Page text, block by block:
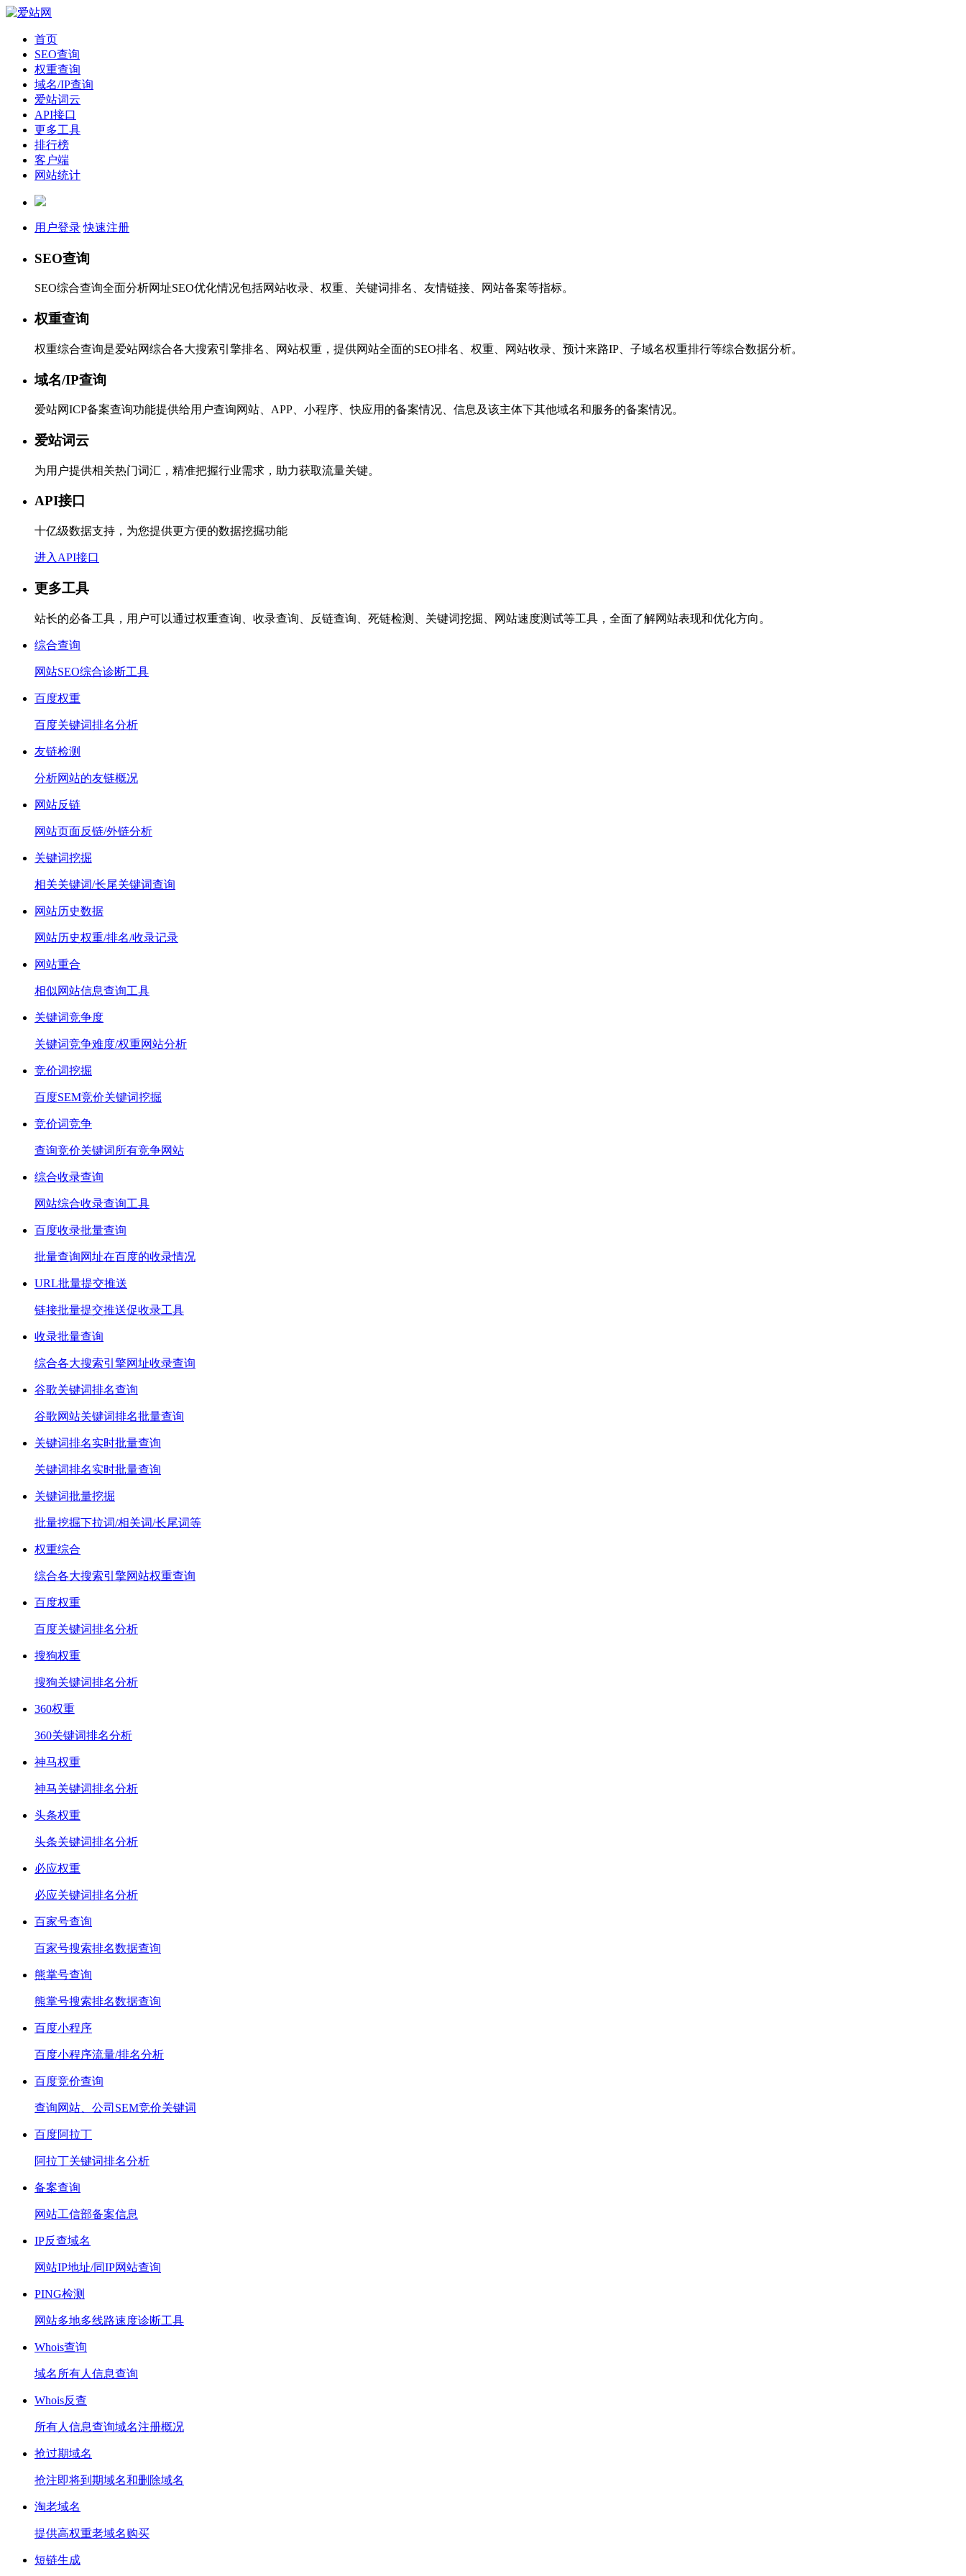
首页
SEO查询
权重查询
域名/IP查询
爱站词云
API接口
更多工具
排行榜
客户端
网站统计
用户登录 快速注册
SEO查询
SEO综合查询全面分析网址SEO优化情况包括网站收录、权重、关键词排名、友情链接、网站备案等指标。
权重查询
权重综合查询是爱站网综合各大搜索引擎排名、网站权重，提供网站全面的SEO排名、权重、网站收录、预计来路IP、子域名权重排行等综合数据分析。
域名/IP查询
爱站网ICP备案查询功能提供给用户查询网站、APP、小程序、快应用的备案情况、信息及该主体下其他域名和服务的备案情况。
爱站词云
为用户提供相关热门词汇，精准把握行业需求，助力获取流量关键。
API接口
十亿级数据支持，为您提供更方便的数据挖掘功能
进入API接口
更多工具
站长的必备工具，用户可以通过权重查询、收录查询、反链查询、死链检测、关键词挖掘、网站速度测试等工具，全面了解网站表现和优化方向。
综合查询
网站SEO综合诊断工具
百度权重
百度关键词排名分析
友链检测
分析网站的友链概况
网站反链
网站页面反链/外链分析
关键词挖掘
相关关键词/长尾关键词查询
网站历史数据
网站历史权重/排名/收录记录
网站重合
相似网站信息查询工具
关键词竞争度
关键词竞争难度/权重网站分析
竞价词挖掘
百度SEM竞价关键词挖掘
竞价词竞争
查询竞价关键词所有竞争网站
综合收录查询
网站综合收录查询工具
百度收录批量查询
批量查询网址在百度的收录情况
URL批量提交推送
链接批量提交推送促收录工具
收录批量查询
综合各大搜索引擎网址收录查询
谷歌关键词排名查询
谷歌网站关键词排名批量查询
关键词排名实时批量查询
关键词排名实时批量查询
关键词批量挖掘
批量挖掘下拉词/相关词/长尾词等
权重综合
综合各大搜索引擎网站权重查询
百度权重
百度关键词排名分析
搜狗权重
搜狗关键词排名分析
360权重
360关键词排名分析
神马权重
神马关键词排名分析
头条权重
头条关键词排名分析
必应权重
必应关键词排名分析
百家号查询
百家号搜索排名数据查询
熊掌号查询
熊掌号搜索排名数据查询
百度小程序
百度小程序流量/排名分析
百度竞价查询
查询网站、公司SEM竞价关键词
百度阿拉丁
阿拉丁关键词排名分析
备案查询
网站工信部备案信息
IP反查域名
网站IP地址/同IP网站查询
PING检测
网站多地多线路速度诊断工具
Whois查询
域名所有人信息查询
Whois反查
所有人信息查询域名注册概况
抢过期域名
抢注即将到期域名和删除域名
淘老域名
提供高权重老域名购买
短链生成